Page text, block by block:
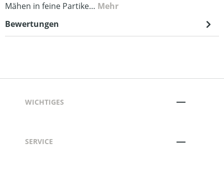
Mähen in feine Partike… Mehr
Bewertungen
WICHTIGES
SERVICE